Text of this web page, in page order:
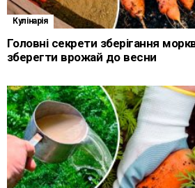
Кулінарія
Головні секрети зберігання
зберегти врожай до весни